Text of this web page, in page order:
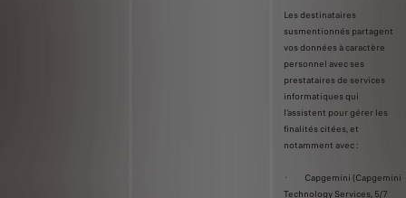
Les destinataires
susmentionnés partagent
vos données à caractère
personnel avec ses
prestataires de services
informatiques qui
l’assistent pour gérer les
finalités citées, et
notamment avec :
· Capgemini (Capgemini
Technology Services, 5/7